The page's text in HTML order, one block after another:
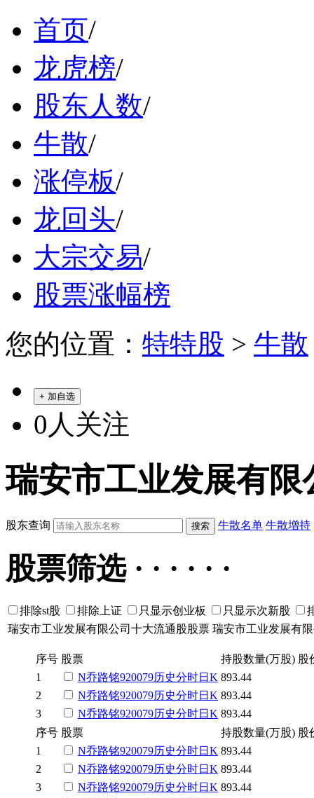
首页/
龙虎榜/
股东人数/
牛散/
涨停板/
龙回头/
大宗交易/
股票涨幅榜
您的位置： 特特股 > 牛散
+ 加自选
0 人关注
瑞安市工业发展有限
股东查询 牛散名单 牛散增持
股票筛选 · · · · · ·
排除st股 排除上证 只显示创业板 只显示次新股
瑞安市工业发展有限公司十大流通股股票 瑞安市工业发展有
序号 股票 持股数量(万股) 股
1
N乔路铭920079历史分时日K 893.44
2
N乔路铭920079历史分时日K 893.44
3
N乔路铭920079历史分时日K 893.44
序号 股票 持股数量(万股) 股
1
N乔路铭920079历史分时日K 893.44
2
N乔路铭920079历史分时日K 893.44
3
N乔路铭920079历史分时日K 893.44